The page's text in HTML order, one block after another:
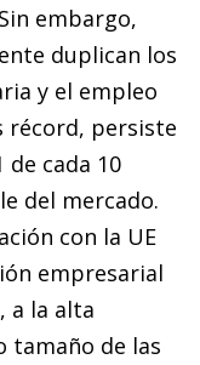
embargo,
duplican los
y el empleo
récord, persiste
cada 10
del mercado.
con la UE
empresarial
a la alta
tamaño de las